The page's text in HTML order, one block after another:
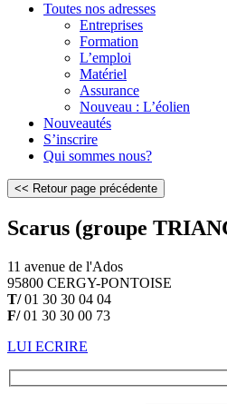
Toutes nos adresses
Entreprises
Formation
L’emploi
Matériel
Assurance
Nouveau : L’éolien
Nouveautés
S’inscrire
Qui sommes nous?
Scarus (groupe
11 avenue de l'Ados
95800 CERGY-PONTOISE
T/01 30 30 04 04
F/01 30 30 00 73
LUI ECRIRE